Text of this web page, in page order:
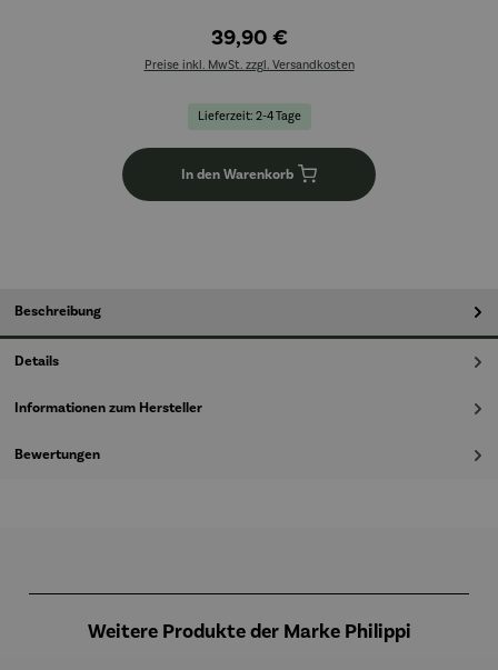
39,90 €
Preise inkl. MwSt. zzgl. Versandkosten
Lieferzeit: 2-4 Tage
In den Warenkorb
Beschreibung
Details
Informationen zum Hersteller
Bewertungen
Weitere Produkte der Marke Philippi